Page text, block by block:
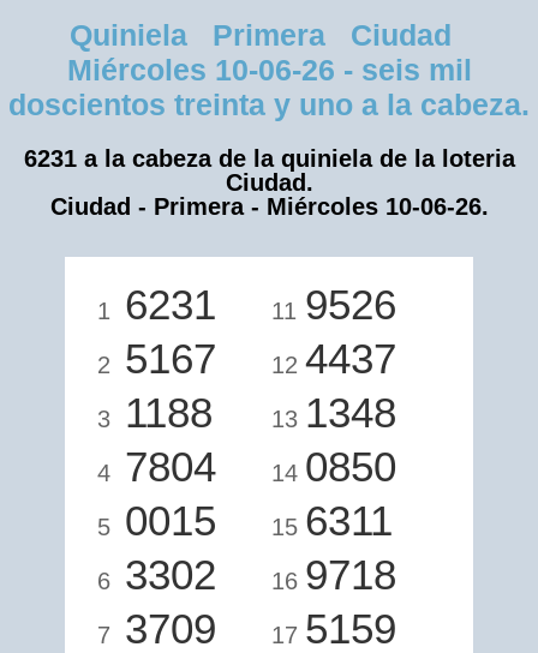
Quiniela Primera Ciudad
Miércoles 10-06-26 - seis mil
doscientos treinta y uno a la cabeza.
6231 a la cabeza de la quiniela de la loteria
Ciudad.
Ciudad - Primera - Miércoles 10-06-26.
1 6231
2 5167
3 1188
4 7804
5 0015
6 3302
7 3709
11 9526
12 4437
13 1348
14 0850
15 6311
16 9718
17 5159